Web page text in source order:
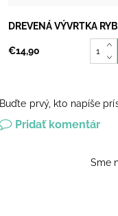
DREVENÁ VÝVRTKA
€14,90
Buďte prvý, kto napíše
Pridať komentár
Sme